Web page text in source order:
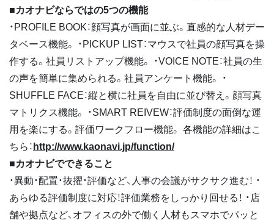
■カオナビならではの5つの機能
・PROFILE BOOK：顔写真が画面に並ぶ。直感的な人材デー
タベース機能。 ・PICKUP LIST：マウスで社員の顔写真を操
作する。社員リストアップ機能。 ・VOICE NOTE：社員の生
の声を簡単に集められる。社員アンケート機能。 ・
SHUFFLE FACE：縦と横に社員を自由に並び替え。顔写真
マトリクス機能。 ・SMART REIVEW：評価制度の面倒な運
用を楽にする。評価ワークフロー機能。 各機能の詳細はこ
ちら：http://www.kaonavi.jp/function/
■カオナビでできること
・異動・配置・抜擢・評価など、人事の会議がサクサク進む！ ・
あらゆる評価制度に対応！評価業務をしっかり回せる！ ・店
舗や拠点など、オフィスの外で働く人材もスマホでパッと